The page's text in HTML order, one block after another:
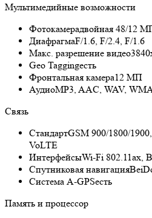
Мультимедийные возможности
Фотокамерадвойная 48/12
ДиафрагмаF/1.6, F/2.4, F/1.6
Макс. разрешение видео
Geo Taggingесть
Фронтальная камера12 МП
АудиоMP3, AAC, WAV,
Связь
СтандартGSM 900/1800/
VoLTE
ИнтерфейсыWi-Fi 802.11ax,
Спутниковая навигация
Cистема A-GPSесть
Память и процессор